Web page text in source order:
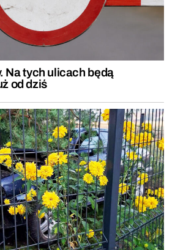
Na tych ulicach będą
od dziś